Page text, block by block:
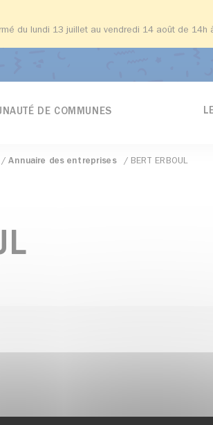
du lundi 13 juillet au vendredi 14 août de
DE COMMUNES
Annuaire des entreprises BERT ERBOUL